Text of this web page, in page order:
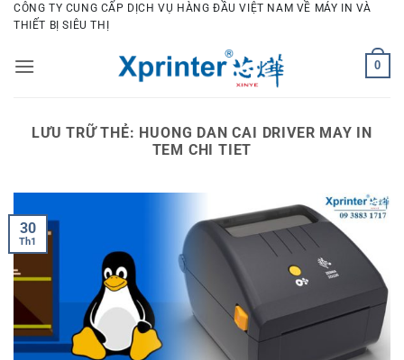
Bỏ
qua
dung
CÔNG TY CUNG CẤP DỊCH VỤ HÀNG ĐẦU VIỆT NAM VỀ MÁY IN VÀ
THIẾT BỊ SIÊU THỊ
0
LƯU TRỮ THẺ: HUONG DAN CAI DRIVER MAY IN
TEM CHI TIET
30
Th1